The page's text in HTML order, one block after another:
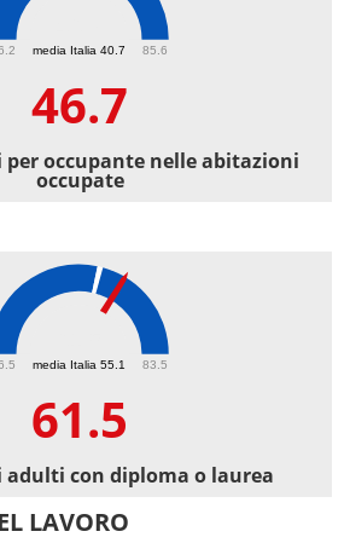
media Italia 40.7 85.6
46.7
occupante nelle abitazioni
occupate
media Italia 55.1 83.5
61.5
adulti con diploma o laurea
LAVORO